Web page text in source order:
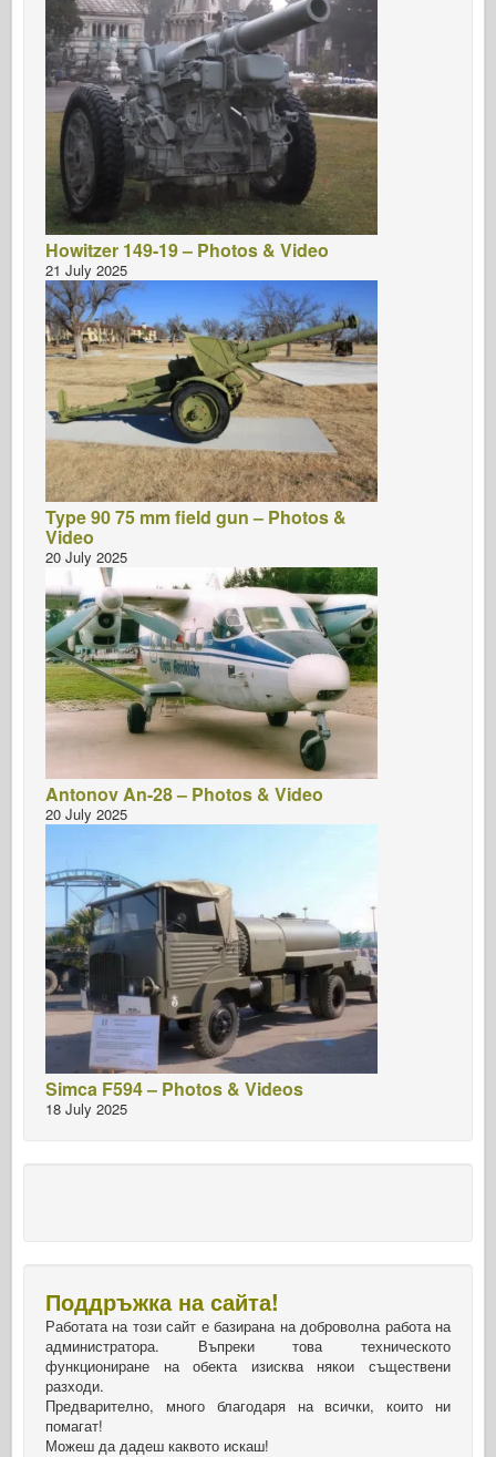
Howitzer 149-19 – Photos & Video
21 July 2025
Type 90 75 mm field gun – Photos &
Video
20 July 2025
Antonov An-28 – Photos & Video
20 July 2025
Simca F594 – Photos & Videos
18 July 2025
Поддръжка на сайта!
Работата на този сайт е базирана на доброволна работа на
администратора. Въпреки това техническото
функциониране на обекта изисква някои съществени
разходи.
Предварително, много благодаря на всички, които ни
помагат!
Можеш да дадеш каквото искаш!